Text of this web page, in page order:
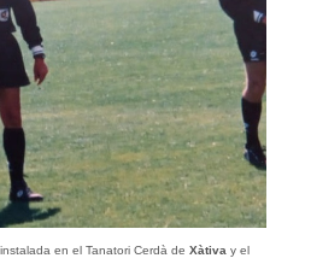
en el Tanatori Cerdà de Xàtivay el